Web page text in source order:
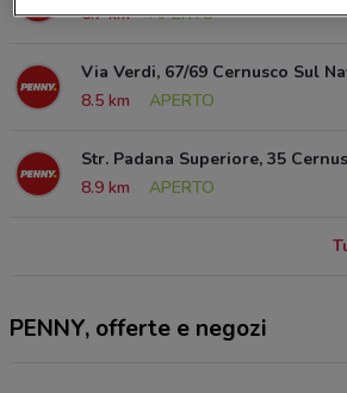
6.7 km
APERTO
Via Verdi, 67/69 Cernusco Sul
8.5 km
APERTO
Str. Padana Superiore, 35
8.9 km
APERTO
PENNY, offerte e negozi